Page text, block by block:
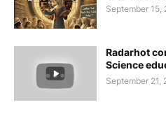
September 15,
Radarhot
Science
September 21,